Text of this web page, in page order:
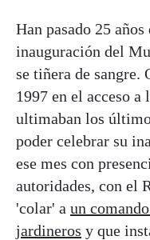
Han pasado 25
inauguración del
se tiñera de sangre.
1997 en el acceso
ultimaban los
poder celebrar su
ese mes con
autoridades, con el
'colar' a un
jardineros y que